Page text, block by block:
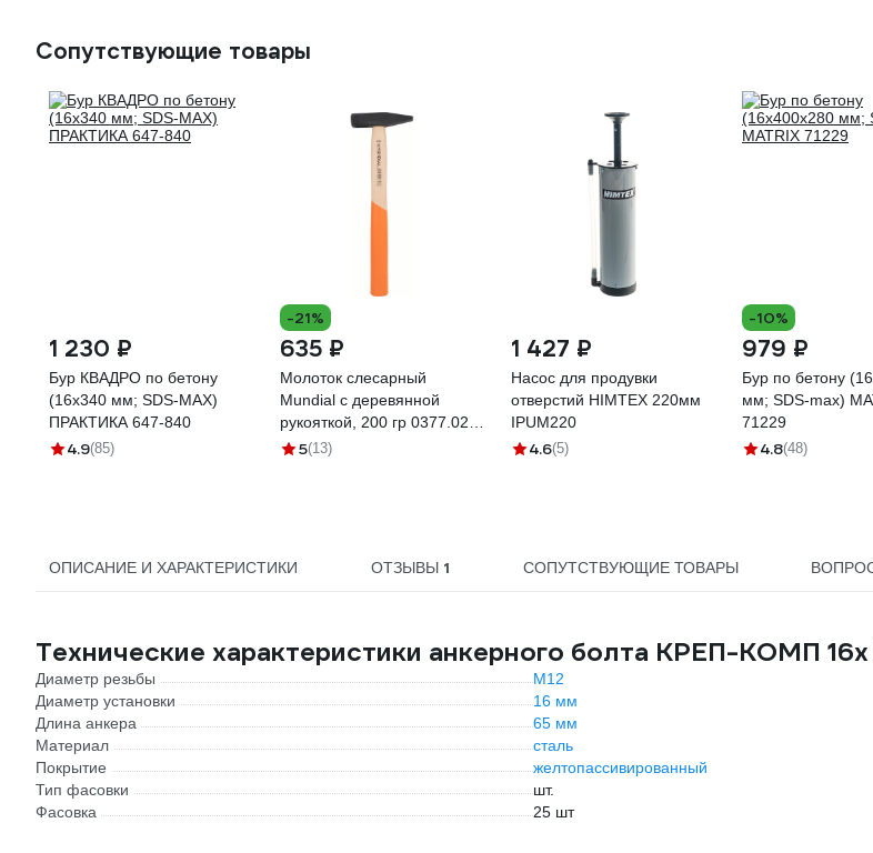
Сопутствующие товары
1 230 ₽
Бур КВАДРО по бетону
(16х340 мм; SDS-MAX)
ПРАКТИКА 647-840
4.9(85)
-21%
635 ₽
Молоток слесарный
Mundial с деревянной
рукояткой, 200 гр 0377.020-
9 5(13)
1 427 ₽
Насос для продувки
отверстий HIMTEX 220мм
IPUM220
4.6(5)
-10%
979 ₽
Бур по бетону
мм; SDS-max)
71229
4.8(48)
ОПИСАНИЕ И ХАРАКТЕРИСТИКИ ОТЗЫВЫ 1 СОПУТСТВУЮЩИЕ ТОВАРЫ
Технические характеристики анкерного болта КРЕП-КОМП
Диаметр резьбы
М12
Диаметр установки
16 мм
Длина анкера
65 мм
Материал
сталь
Покрытие
желтопассивированный
Тип фасовки
шт.
Фасовка
25 шт